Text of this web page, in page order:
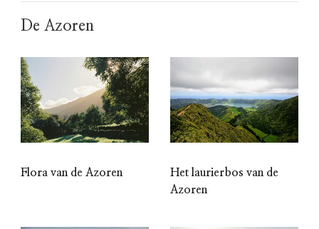
De Azoren
Flora van de Azoren
Het laurierbos van de
Azoren